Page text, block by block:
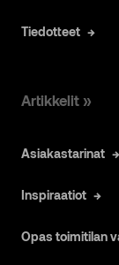
Tiedotteet
Artikkelit »
Asiakastarinat
Inspiraatiot
Opas toimitilan